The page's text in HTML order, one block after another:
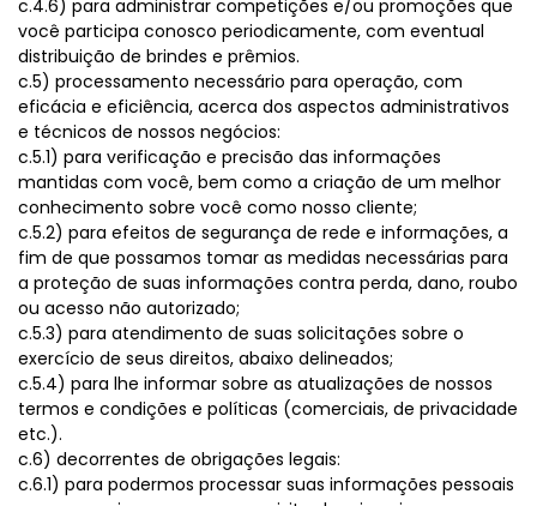
c.4.6) para administrar competições e/ou promoções que
você participa conosco periodicamente, com eventual
distribuição de brindes e prêmios.
c.5) processamento necessário para operação, com
eficácia e eficiência, acerca dos aspectos administrativos
e técnicos de nossos negócios:
c.5.1) para verificação e precisão das informações
mantidas com você, bem como a criação de um melhor
conhecimento sobre você como nosso cliente;
c.5.2) para efeitos de segurança de rede e informações, a
fim de que possamos tomar as medidas necessárias para
a proteção de suas informações contra perda, dano, roubo
ou acesso não autorizado;
c.5.3) para atendimento de suas solicitações sobre o
exercício de seus direitos, abaixo delineados;
c.5.4) para lhe informar sobre as atualizações de nossos
termos e condições e políticas (comerciais, de privacidade
etc.).
c.6) decorrentes de obrigações legais:
c.6.1) para podermos processar suas informações pessoais